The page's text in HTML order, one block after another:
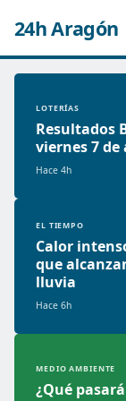
24h Aragón
LOTERÍAS
Resultados
viernes 7 de
Hace 4h
EL TIEMPO
Calor
que
lluvia
Hace 6h
MEDIO AMBIENTE
¿Qué